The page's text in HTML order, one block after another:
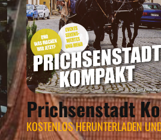
Prichsenstadt
KOSTENLOS HERUNTERLADEN